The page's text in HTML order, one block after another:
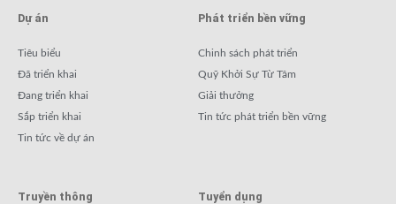
Dự án
Tiêu biểu
Đã triển khai
Đang triển khai
Sắp triển khai
Tin tức về dự án
Phát triển bền vững
Chinh sách phát triển
Quỹ Khởi Sự Từ Tâm
Giải thưởng
Tin tức phát triển bền vững
Truyền thông Tuyển dụng